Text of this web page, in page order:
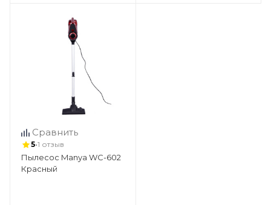
Сравнить
5•1 отзыв
Пылесос Manya WC-602
Красный